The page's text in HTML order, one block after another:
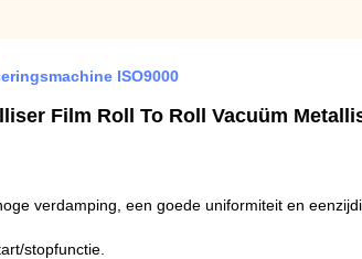
ISO9000
Film Roll To Roll Vacuüm
verdamping, een goede uniformiteit en
stopfunctie.